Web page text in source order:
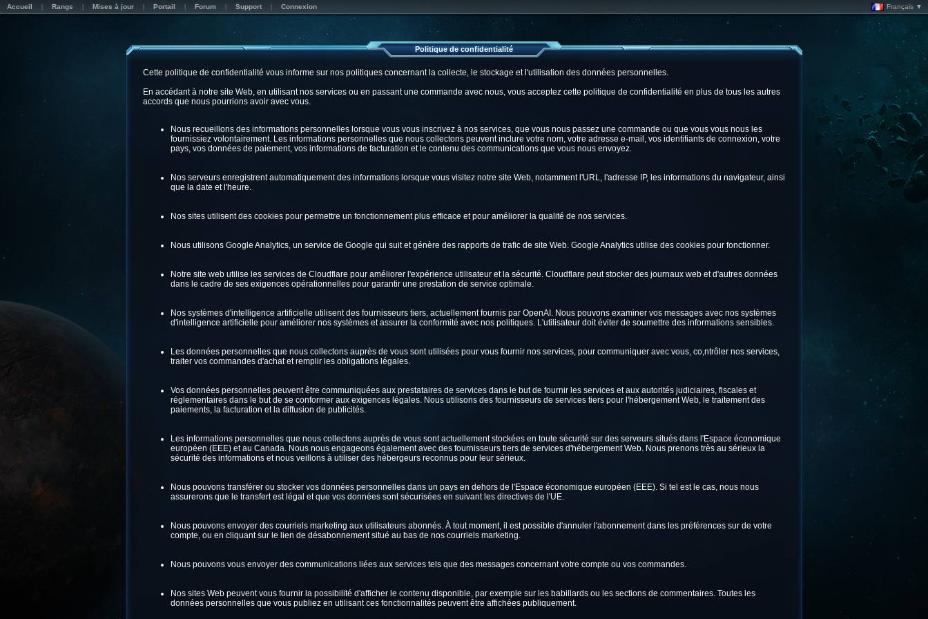
Accueil Rangs Mises à jour Portail Forum Support Connexion Français ▼
Politique de confidentialité
Cette politique de confidentialité vous informe sur nos politiques concernant la collecte, le stockage et l'utilisation des données personnelles.
En accédant à notre site Web, en utilisant nos services ou en passant une commande avec nous, vous acceptez cette politique de confidentialité en plus de tous les autres
accords que nous pourrions avoir avec vous.
Nous recueillons des informations personnelles lorsque vous vous inscrivez à nos services, que vous nous passez une commande ou que vous vous nous les
fournissiez volontairement. Les informations personnelles que nous collectons peuvent inclure votre nom, votre adresse e-mail, vos identifiants de connexion, votre
pays, vos données de paiement, vos informations de facturation et le contenu des communications que vous nous envoyez.
Nos serveurs enregistrent automatiquement des informations lorsque vous visitez notre site Web, notamment l'URL, l'adresse IP, les informations du navigateur, ainsi
que la date et l'heure.
Nos sites utilisent des cookies pour permettre un fonctionnement plus efficace et pour améliorer la qualité de nos services.
Nous utilisons Google Analytics, un service de Google qui suit et génère des rapports de trafic de site Web. Google Analytics utilise des cookies pour fonctionner.
Notre site web utilise les services de Cloudflare pour améliorer l'expérience utilisateur et la sécurité. Cloudflare peut stocker des journaux web et d'autres données
dans le cadre de ses exigences opérationnelles pour garantir une prestation de service optimale.
Nos systèmes d'intelligence artificielle utilisent des fournisseurs tiers, actuellement fournis par OpenAI. Nous pouvons examiner vos messages avec nos systèmes
d'intelligence artificielle pour améliorer nos systèmes et assurer la conformité avec nos politiques. L'utilisateur doit éviter de soumettre des informations sensibles.
Les données personnelles que nous collectons auprès de vous sont utilisées pour vous fournir nos services, pour communiquer avec vous, co,ntrôler nos services,
traiter vos commandes d'achat et remplir les obligations légales.
Vos données personnelles peuvent être communiquées aux prestataires de services dans le but de fournir les services et aux autorités judiciaires, fiscales et
réglementaires dans le but de se conformer aux exigences légales. Nous utilisons des fournisseurs de services tiers pour l'hébergement Web, le traitement des
paiements, la facturation et la diffusion de publicités.
Les informations personnelles que nous collectons auprès de vous sont actuellement stockées en toute sécurité sur des serveurs situés dans l'Espace économique
européen (EEE) et au Canada. Nous nous engageons également avec des fournisseurs tiers de services d'hébergement Web. Nous prenons très au sérieux la
sécurité des informations et nous veillons à utiliser des hébergeurs reconnus pour leur sérieux.
Nous pouvons transférer ou stocker vos données personnelles dans un pays en dehors de l'Espace économique européen (EEE). Si tel est le cas, nous nous
assurerons que le transfert est légal et que vos données sont sécurisées en suivant les directives de l'UE.
Nous pouvons envoyer des courriels marketing aux utilisateurs abonnés. À tout moment, il est possible d'annuler l'abonnement dans les préférences sur de votre
compte, ou en cliquant sur le lien de désabonnement situé au bas de nos courriels marketing.
Nous pouvons vous envoyer des communications liées aux services tels que des messages concernant votre compte ou vos commandes.
Nos sites Web peuvent vous fournir la possibilité d'afficher le contenu disponible, par exemple sur les babillards ou les sections de commentaires. Toutes les
données personnelles que vous publiez en utilisant ces fonctionnalités peuvent être affichées publiquement.